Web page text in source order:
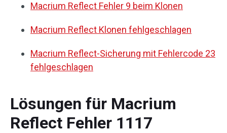
Macrium Reflect Fehler 9 beim Klonen
Macrium Reflect Klonen fehlgeschlagen
Macrium Reflect-Sicherung mit Fehlercode 23
fehlgeschlagen
Lösungen für Macrium
Reflect Fehler 1117